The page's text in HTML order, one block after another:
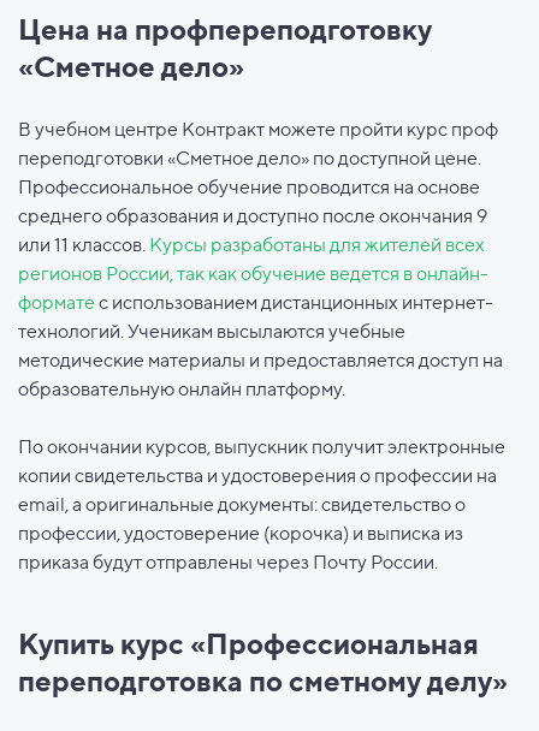
Цена на профпереподготовку
«Сметное дело»
В учебном центре Контракт можете пройти курс проф
переподготовки «Сметное дело» по доступной цене.
Профессиональное обучение проводится на основе
среднего образования и доступно после окончания 9
или 11 классов. Курсы разработаны для жителей всех
регионов России, так как обучение ведется в онлайн-
формате с использованием дистанционных интернет-
технологий. Ученикам высылаются учебные
методические материалы и предоставляется доступ на
образовательную онлайн платформу.
По окончании курсов, выпускник получит электронные
копии свидетельства и удостоверения о профессии на
email, а оригинальные документы: свидетельство о
профессии, удостоверение (корочка) и выписка из
приказа будут отправлены через Почту России.
Купить курс «Профессиональная
переподготовка по сметному делу»